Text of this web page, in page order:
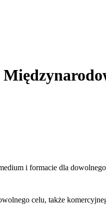
i formacie dla
celu, także